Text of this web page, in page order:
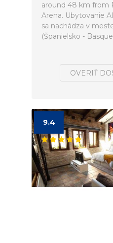
around 48 km from
Arena. Ubytovanie
sa nachádza v
(Španielsko -
OVERIŤ
9.4